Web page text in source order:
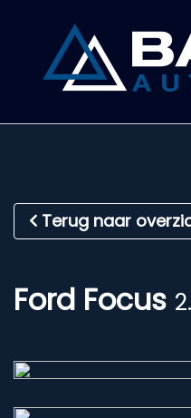
Terug naar
Ford Focus